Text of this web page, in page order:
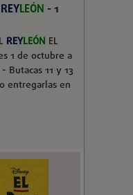
REYLEÓN - 1
REYLEÓN EL
1 de octubre a
Butacas 11 y 13
entregarlas en